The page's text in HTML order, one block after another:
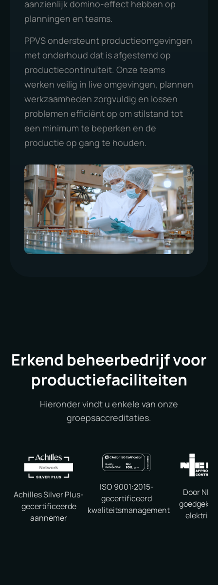
aanzienlijk domino-effect hebben op
planningen en teams.
PPVS ondersteunt productieomgevingen
met onderhoud dat is afgestemd op
productiecontinuïteit. Onze teams
werken veilig in live omgevingen, plannen
werkzaamheden zorgvuldig en lossen
problemen efficiënt op om stilstand tot
een minimum te beperken en de
productie op gang te houden.
Erkend beheerbedrijf voor
productiefaciliteiten
Hieronder vindt u enkele van onze
groepsaccreditaties.
Achilles Silver Plus-
gecertificeerde
aannemer
ISO 9001:2015-
gecertificeerd
kwaliteitsmanagement
Door